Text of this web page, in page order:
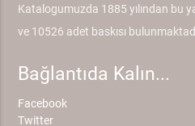
Katalogumuzda 1885 yılından bu
ve 10526 adet baskısı
Bağlantıda Kalın...
Facebook
Twitter